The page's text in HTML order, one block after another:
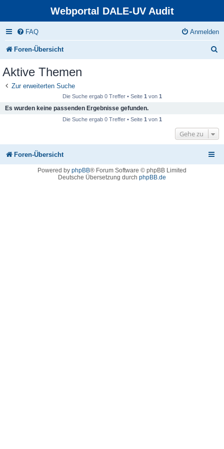
Webportal DALE-UV Audit
FAQ Anmelden
Foren-Übersicht
Aktive Themen
Zur erweiterten Suche
Die Suche ergab 0 Treffer • Seite 1 von 1
Es wurden keine passenden Ergebnisse gefunden.
Die Suche ergab 0 Treffer • Seite 1 von 1
Gehe zu
Foren-Übersicht
Powered by phpBB® Forum Software © phpBB Limited
Deutsche Übersetzung durch phpBB.de